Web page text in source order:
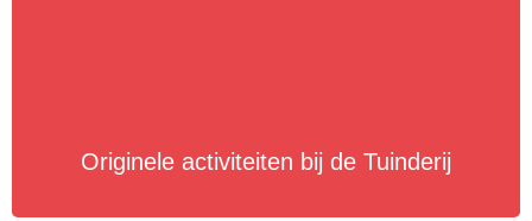
Originele activiteiten bij de Tuinderij